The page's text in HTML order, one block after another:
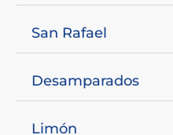
San Rafael
Desamparados
Limón